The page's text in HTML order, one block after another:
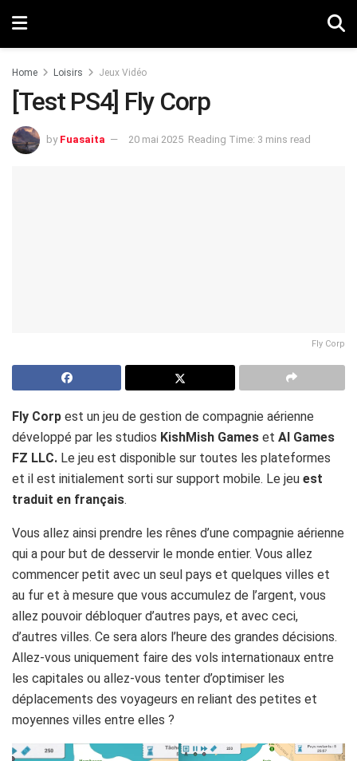
Home Loisirs Jeux Vidéo
[Test PS4] Fly Corp
by Fuasaita 20 mai 2025 Reading Time: 3 mins read
Fly Corp
Fly Corp est un jeu de gestion de compagnie aérienne
développé par les studios KishMish Games et AI Games
FZ LLC. Le jeu est disponible sur toutes les plateformes
et il est initialement sorti sur support mobile. Le jeu est
traduit en français.
Vous allez ainsi prendre les rênes d’une compagnie aérienne
qui a pour but de desservir le monde entier. Vous allez
commencer petit avec un seul pays et quelques villes et
au fur et à mesure que vous accumulez de l’argent, vous
allez pouvoir débloquer d’autres pays, et avec ceci,
d’autres villes. Ce sera alors l’heure des grandes décisions.
Allez-vous uniquement faire des vols internationaux entre
les capitales ou allez-vous tenter d’optimiser les
déplacements des voyageurs en reliant des petites et
moyennes villes entre elles ?